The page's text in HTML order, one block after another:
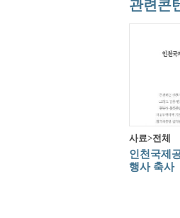
관련콘
사료>전체
인천국제
행사 축사